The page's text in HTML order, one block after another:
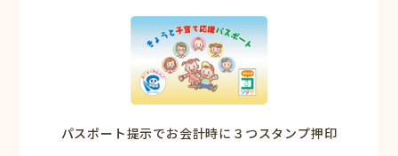
パスポート提示でお会計時に３つスタンプ押印